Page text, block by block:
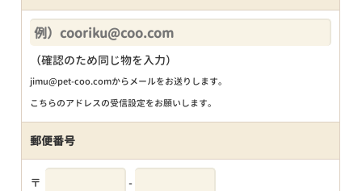
（確認のため同じ物を入力）
jimu@pet-coo.comからメールをお送りします。
こちらのアドレスの受信設定をお願いします。
郵便番号
〒 -